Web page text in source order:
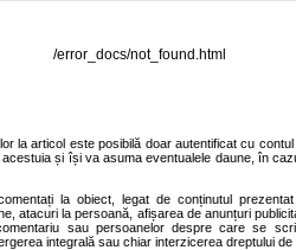
/error_docs/not_found.html
la articol este posibilă doar autentificat cu
și își va asuma eventualele daune, în
la obiect, legat de conținutul
atacuri la persoană, afișarea de anunțuri
sau persoanelor despre care se
integrală sau chiar interzicerea dreptului de